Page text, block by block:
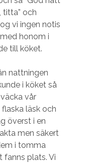
titta” och
vi ingen notis
honom i
till köket.
nattningen
i köket så
vår
läsk och
överst i en
men säkert
i tomma
fanns plats. Vi